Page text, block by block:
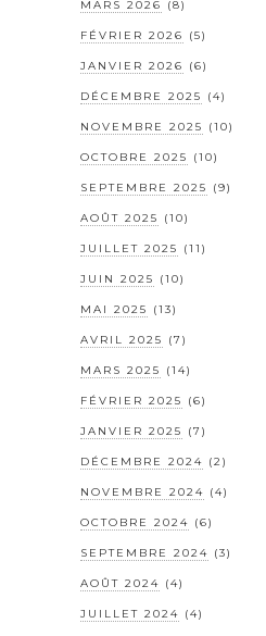
MARS 2026 (8)
FÉVRIER 2026 (5)
JANVIER 2026 (6)
DÉCEMBRE 2025 (4)
NOVEMBRE 2025 (10)
OCTOBRE 2025 (10)
SEPTEMBRE 2025 (9)
AOÛT 2025 (10)
JUILLET 2025 (11)
JUIN 2025 (10)
MAI 2025 (13)
AVRIL 2025 (7)
MARS 2025 (14)
FÉVRIER 2025 (6)
JANVIER 2025 (7)
DÉCEMBRE 2024 (2)
NOVEMBRE 2024 (4)
OCTOBRE 2024 (6)
SEPTEMBRE 2024 (3)
AOÛT 2024 (4)
JUILLET 2024 (4)